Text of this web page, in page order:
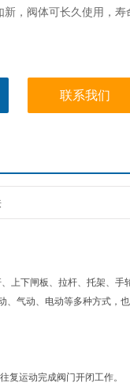
新，阀体可长久使用，
联系我们
上下闸板、拉杆、托架、手
、气动、电动等多种方式，
复运动完成阀门开闭工作。